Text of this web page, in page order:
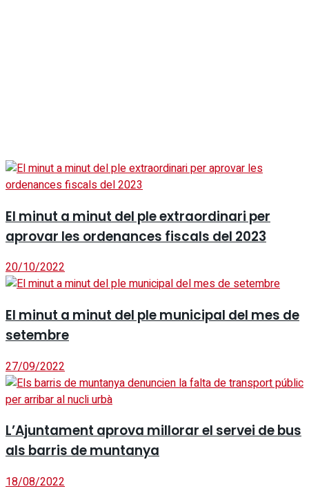
El minut a minut del ple extraordinari per
aprovar les ordenances fiscals del 2023
20/10/2022
El minut a minut del ple municipal del mes de
setembre
27/09/2022
L’Ajuntament aprova millorar el servei de bus
als barris de muntanya
18/08/2022